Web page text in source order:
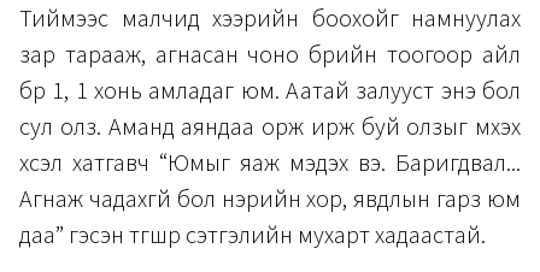
Тиймээс малчид хээрийн боохойг намнуулах
зар тарааж, агнасан чоно бүрийн тоогоор айл
бүр 1, 1 хонь амладаг юм. Аатай залууст энэ бол
сул олз. Аманд аяндаа орж ирж буй олзыг үмхэх
хүсэл хатгавч “Юмыг яаж мэдэх вэ. Баригдвал...
Агнаж чадахгүй бол нэрийн хор, явдлын гарз юм
даа” гэсэн түгшүүр сэтгэлийн мухарт хадаастай.